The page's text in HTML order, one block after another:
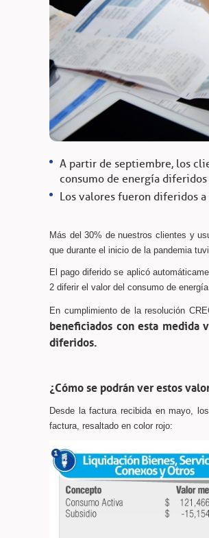
A partir de septiembre, los
consumo de energía
Los valores fueron diferidos
Más del 30% de nuestros clientes y
que durante el inicio de la pandemia
El pago diferido se aplicó
2 diferir el valor del consumo de
En cumplimiento de la resolución
beneficiados con esta medida
diferidos.
¿Cómo se podrán ver estos
Desde la factura recibida en mayo,
factura, resaltado en color rojo: